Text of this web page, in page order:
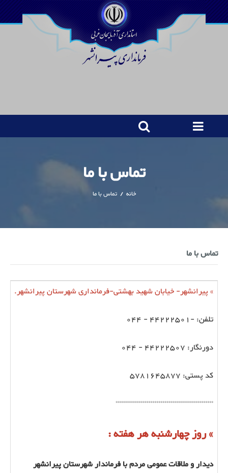
تماس با ما
خانه / تماس با ما
تماس با ما
» پیرانشهر- خیابان شهید بهشتی-فرمانداری شهرستان پیرانشهر.
تلفن: -44222501 - 044
دورنگار: 44222507 - 044
کد پستی: 5781645877
************************************************
» روز چهارشنبه هر هفته :
دیدار و ملاقات عمومی مردم با فرماندار شهرستان پیرانشهر